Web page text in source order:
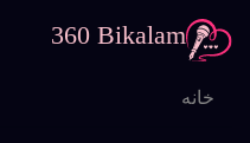
360 Bikalam
خانه